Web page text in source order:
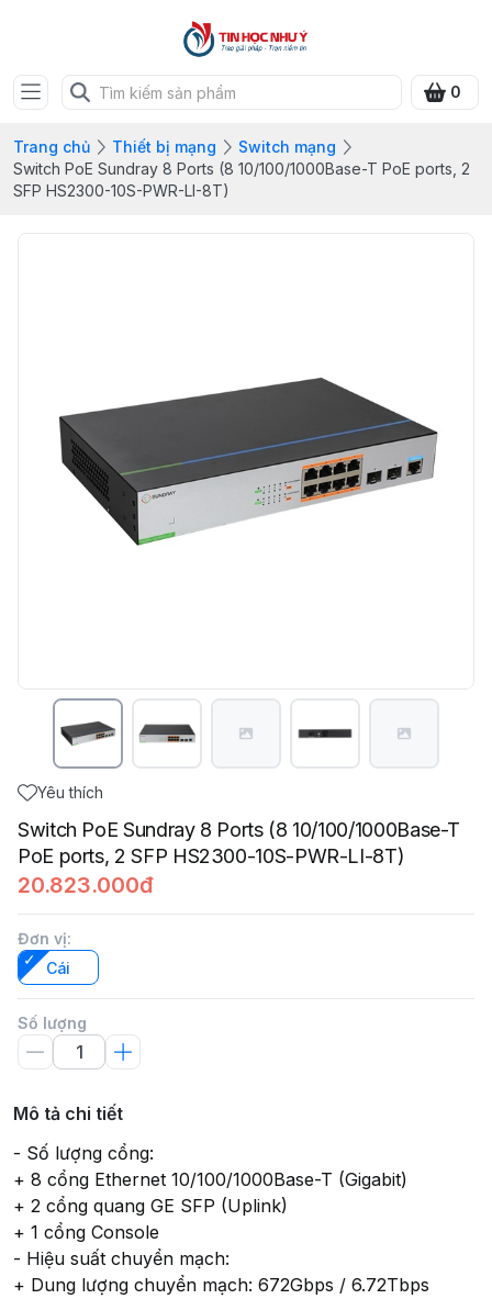
0
Trang chủ Thiết bị mạng
Switch mạng
Switch PoE Sundray 8 Ports (8 10/100/1000Base-T PoE ports, 2
SFP HS2300-10S-PWR-LI-8T)
Yêu thích
Switch PoE Sundray 8 Ports (8 10/100/1000Base-T
PoE ports, 2 SFP HS2300-10S-PWR-LI-8T)
20.823.000đ
Đơn vị:
Cái
Số lượng
Mô tả chi tiết
- Số lượng cổng:
+ 8 cổng Ethernet 10/100/1000Base-T (Gigabit)
+ 2 cổng quang GE SFP (Uplink)
+ 1 cổng Console
- Hiệu suất chuyển mạch:
+ Dung lượng chuyển mạch: 672Gbps / 6.72Tbps